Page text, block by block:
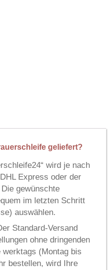
geliefert?
wird je nach
DHL Express oder der
gewünschte
im letzten Schritt
auswählen.
Standard-Versand
ohne dringenden
(Montag bis
bestellen, wird Ihre